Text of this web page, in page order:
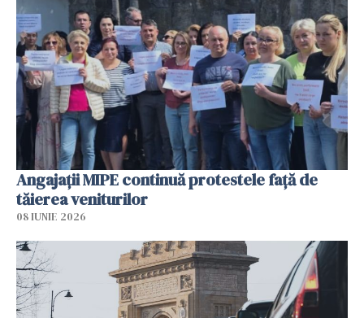
Angajaţii MIPE continuă protestele faţă de
tăierea veniturilor
08 IUNIE 2026